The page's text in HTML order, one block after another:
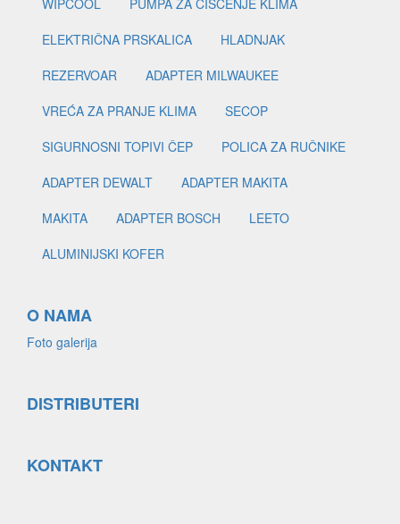
WIPCOOL
PUMPA ZA ČIŠĆENJE KLIMA
ELEKTRIČNA PRSKALICA
HLADNJAK
REZERVOAR
ADAPTER MILWAUKEE
VREĆA ZA PRANJE KLIMA
SECOP
SIGURNOSNI TOPIVI ČEP
POLICA ZA RUČNIKE
ADAPTER DEWALT
ADAPTER MAKITA
MAKITA
ADAPTER BOSCH
LEETO
ALUMINIJSKI KOFER
O NAMA
Foto galerija
DISTRIBUTERI
KONTAKT